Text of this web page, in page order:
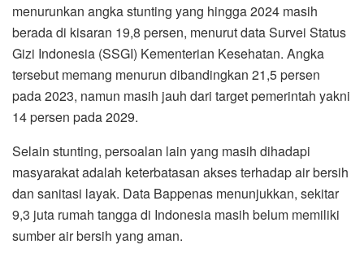
menurunkan angka stunting yang hingga 2024 masih
berada di kisaran 19,8 persen, menurut data Survei Status
Gizi Indonesia (SSGI) Kementerian Kesehatan. Angka
tersebut memang menurun dibandingkan 21,5 persen
pada 2023, namun masih jauh dari target pemerintah yakni
14 persen pada 2029.
Selain stunting, persoalan lain yang masih dihadapi
masyarakat adalah keterbatasan akses terhadap air bersih
dan sanitasi layak. Data Bappenas menunjukkan, sekitar
9,3 juta rumah tangga di Indonesia masih belum memiliki
sumber air bersih yang aman.